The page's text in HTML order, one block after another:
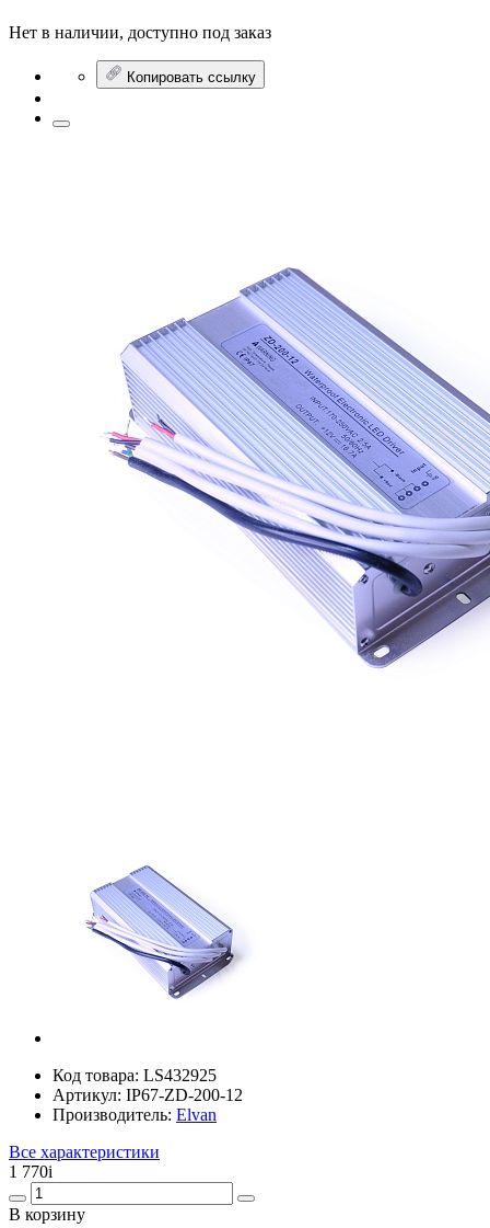
Нет в наличии, доступно под заказ
Копировать ссылку
Код товара: LS432925
Артикул: IP67-ZD-200-12
Производитель: Elvan
Все характеристики
1 770i
В корзину